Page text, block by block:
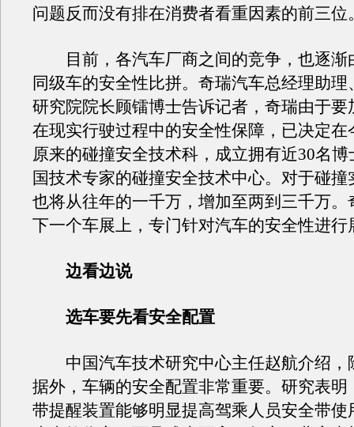
问题反而没有排在消费者看重因素的前三位
目前，各汽车厂商之间的竞争，也逐渐
同级车的安全性比拼。奇瑞汽车总经理助理
研究院院长顾镭博士告诉记者，奇瑞由于要
在现实行驶过程中的安全性保障，已决定在
原来的碰撞安全技术科，成立拥有近30名
国技术专家的碰撞安全技术中心。对于碰撞
也将从往年的一千万，增加至两到三千万。
下一个车展上，专门针对汽车的安全性进行
边看边说
选车要先看安全配置
中国汽车技术研究中心主任赵航介绍，
据外，车辆的安全配置非常重要。研究表明
带提醒装置能够明显提高驾乘人员安全带使